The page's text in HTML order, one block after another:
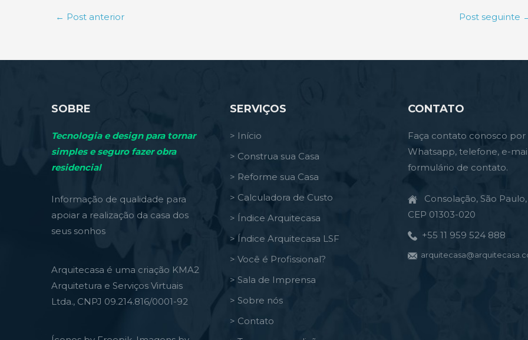
← Post anterior Post seguinte
SOBRE
Tecnologia e design para tornar
simples e seguro fazer obra
residencial
Informação de qualidade para
apoiar a realização da casa dos
seus sonhos
Arquitecasa é uma criação KMA2
Arquitetura e Serviços Virtuais
Ltda., CNPJ 09.214.816/0001-92
SERVIÇOS
> Início
> Construa sua Casa
> Reforme sua Casa
> Calculadora de Custo
> Índice Arquitecasa
> Índice Arquitecasa LSF
> Você é Profissional?
> Sala de Imprensa
> Sobre nós
> Contato
CONTATO
Faça contato conosco por
Whatsapp, telefone, e-
formulário de contato.
Consolação, São Paulo,
CEP 01303-020
+55 11 959 524 888